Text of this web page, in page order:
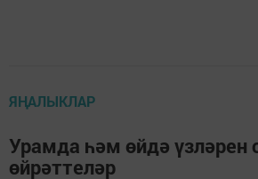
ЯҢАЛЫКЛАР
Урамда һәм өйдә үзләрен
өйрәттеләр